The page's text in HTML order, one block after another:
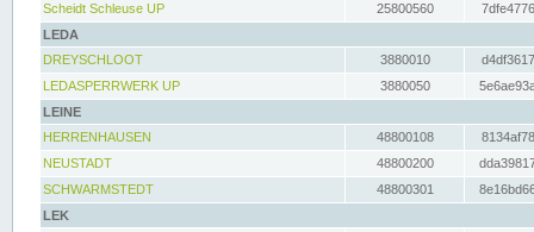
Scheidt Schleuse UP
25800560
LEDA
DREYSCHLOOT
3880010
LEDASPERRWERK UP
3880050
LEINE
HERRENHAUSEN
48800108
NEUSTADT
48800200
SCHWARMSTEDT
48800301
LEK